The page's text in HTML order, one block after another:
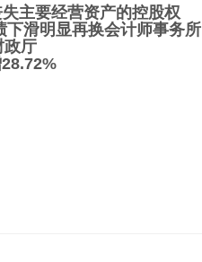
主要经营资产的控股权
滑明显再换会计师事务所
政厅